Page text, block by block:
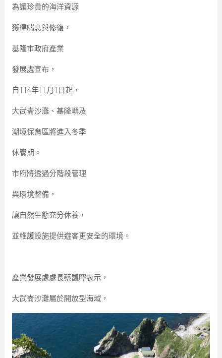
為讓珍貴的海洋資源
獲得喘息與修復，
基隆市政府產業
發展處宣布，
自114年11月1日起，
大武崙沙灘、基隆嶼及
潮境保育區將進入冬季
休養期。
市府將透過分階段管理
與環境整備，
讓自然生態充分休養，
並維護設施提供遊客更安全的環境。
產業發展處處長蔡馥嚀表示，
大武崙沙灘屬於開放型海域，